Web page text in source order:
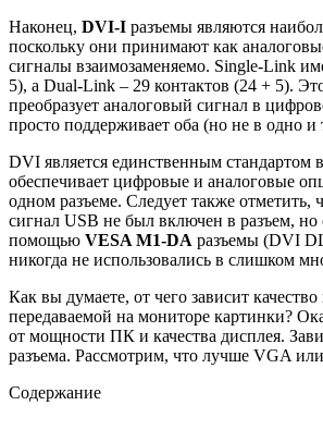
Наконец, DVI-I разъемы являются
поскольку они принимают как
сигналы взаимозаменяемо. Single-Link
5), а Dual-Link – 29 контактов (24 + 5).
преобразует аналоговый сигнал в
просто поддерживает оба (но не в одно и
DVI является единственным стандартом
обеспечивает цифровые и аналоговые
одном разъеме. Следует также отметить,
сигнал USB не был включен в разъем,
помощью VESA M1-DA разъемы (DVI
никогда не использовались в слишком
Как вы думаете, от чего зависит
передаваемой на мониторе картинки?
от мощности ПК и качества дисплея.
разъема. Рассмотрим, что лучше VGA
Содержание